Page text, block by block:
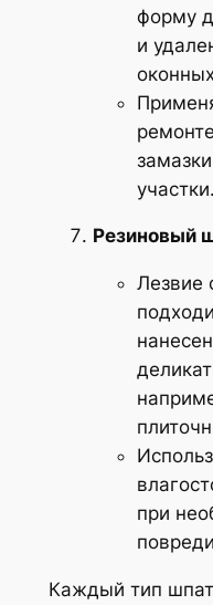
форму
и
участки.
Резиновый
Лезвие
при
Каждый тип